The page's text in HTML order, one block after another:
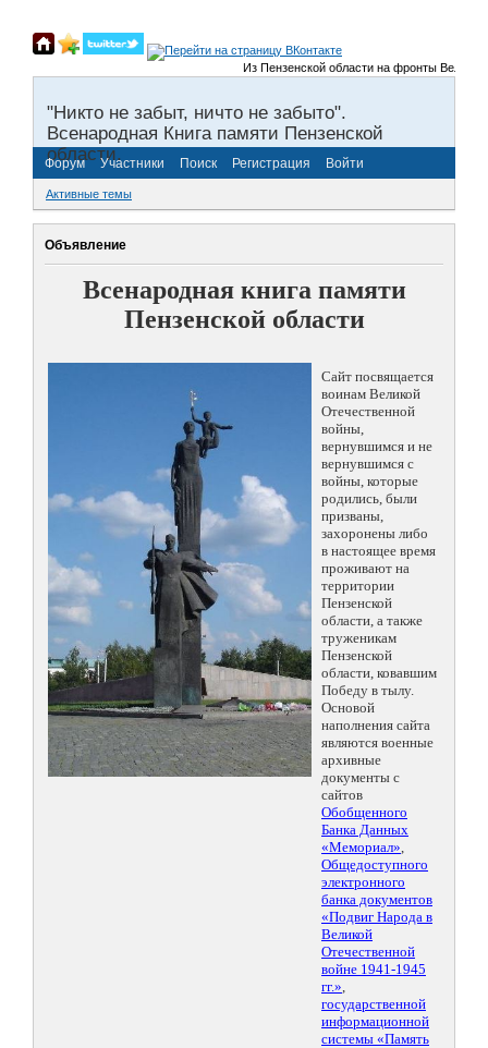
Из Пензенской области на фронты Великой
"Никто не забыт, ничто не забыто".
Всенародная Книга памяти Пензенской
области.
Форум Участники Поиск Регистрация Войти
Активные темы
Объявление
Всенародная книга памяти
Пензенской области
Сайт посвящается
воинам Великой
Отечественной
войны,
вернувшимся и не
вернувшимся с
войны, которые
родились, были
призваны,
захоронены либо
в настоящее время
проживают на
территории
Пензенской
области, а также
труженикам
Пензенской
области, ковавшим
Победу в тылу.
Основой
наполнения сайта
являются военные
архивные
документы с
сайтов
Обобщенного
Банка Данных
«Мемориал»,
Общедоступного
электронного
банка документов
«Подвиг Народа в
Великой
Отечественной
войне 1941-1945
гг.»,
государственной
информационной
системы «Память